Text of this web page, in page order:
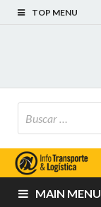
TOP MENU
MAIN MENU